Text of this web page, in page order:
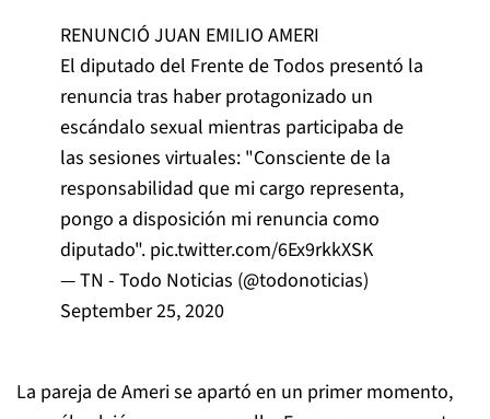
RENUNCIÓ JUAN EMILIO AMERI
El diputado del Frente de Todos presentó la
renuncia tras haber protagonizado un
escándalo sexual mientras participaba de
las sesiones virtuales: "Consciente de la
responsabilidad que mi cargo representa,
pongo a disposición mi renuncia como
diputado". pic.twitter.com/6Ex9rkkXSK
— TN - Todo Noticias (@todonoticias)
September 25, 2020
La pareja de Ameri se apartó en un primer momento,